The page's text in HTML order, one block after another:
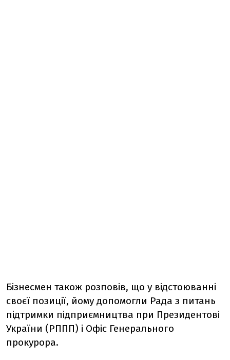
Бізнесмен також розповів, що у відстоюванні
своєї позиції, йому допомогли Рада з питань
підтримки підприємництва при Президентові
України (РППП) і Офіс Генерального
прокурора.